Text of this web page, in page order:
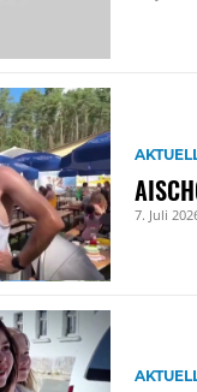
7. Juli